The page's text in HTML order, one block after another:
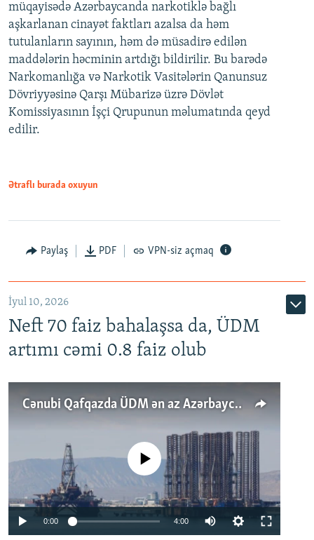
müqayisədə Azərbaycanda narkotiklə bağlı
aşkarlanan cinayət faktları azalsa da həm
tutulanların sayının, həm də müsadirə edilən
maddələrin həcminin artdığı bildirilir. Bu barədə
Narkomanlığa və Narkotik Vasitələrin Qanunsuz
Dövriyyəsinə Qarşı Mübarizə üzrə Dövlət
Komissiyasının İşçi Qrupunun məlumatında qeyd
edilir.
Ətraflı burada oxuyun
Paylaş PDF VPN-siz açmaq
İyul 10, 2026
Neft 70 faiz bahalaşsa da, ÜDM
artımı cəmi 0.8 faiz olub
Cənubi Qafqazda ÜDM ən az Azərbaycanda artır: Qonşuları niyə Bakını qabaqlaya bilir?
No media source currently available
0:00 4:00